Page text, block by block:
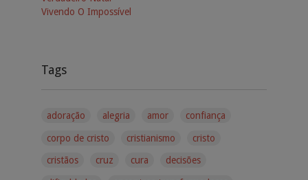
Vivendo O Impossível
Tags
adoração alegria amor confiança
corpo de cristo cristianismo cristo
cristãos cruz cura decisões